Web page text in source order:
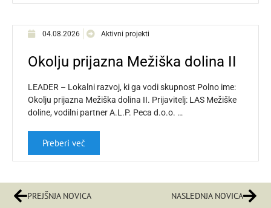
04.08.2026 Aktivni projekti
Okolju prijazna Mežiška dolina II
LEADER – Lokalni razvoj, ki ga vodi skupnost Polno ime:
Okolju prijazna Mežiška dolina II. Prijavitelj: LAS Mežiške
doline, vodilni partner A.L.P. Peca d.o.o. …
Preberi več
PREJŠNJA NOVICA NASLEDNJA NOVICA